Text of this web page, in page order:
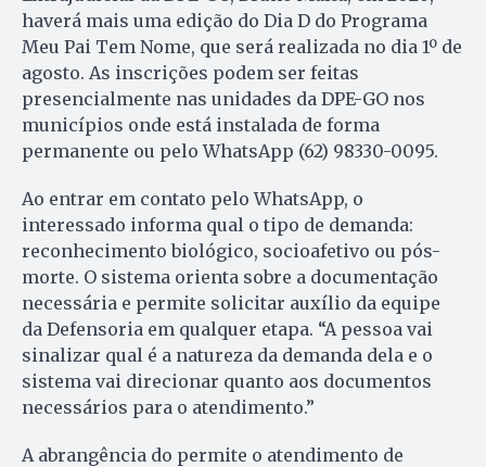
haverá mais uma edição do Dia D do Programa
Meu Pai Tem Nome, que será realizada no dia 1º de
agosto. As inscrições podem ser feitas
presencialmente nas unidades da DPE-GO nos
municípios onde está instalada de forma
permanente ou pelo WhatsApp (62) 98330-0095.
Ao entrar em contato pelo WhatsApp, o
interessado informa qual o tipo de demanda:
reconhecimento biológico, socioafetivo ou pós-
morte. O sistema orienta sobre a documentação
necessária e permite solicitar auxílio da equipe
da Defensoria em qualquer etapa. “A pessoa vai
sinalizar qual é a natureza da demanda dela e o
sistema vai direcionar quanto aos documentos
necessários para o atendimento.”
A abrangência do permite o atendimento de